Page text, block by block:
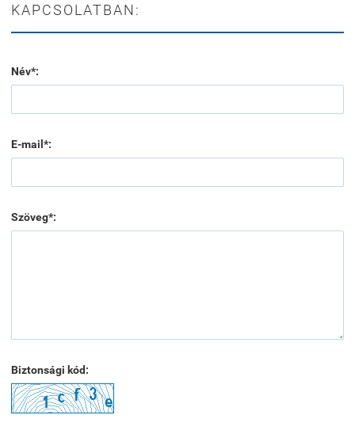
KAPCSOLATBAN:
Név*:
E-mail*:
Szöveg*:
Biztonsági kód: